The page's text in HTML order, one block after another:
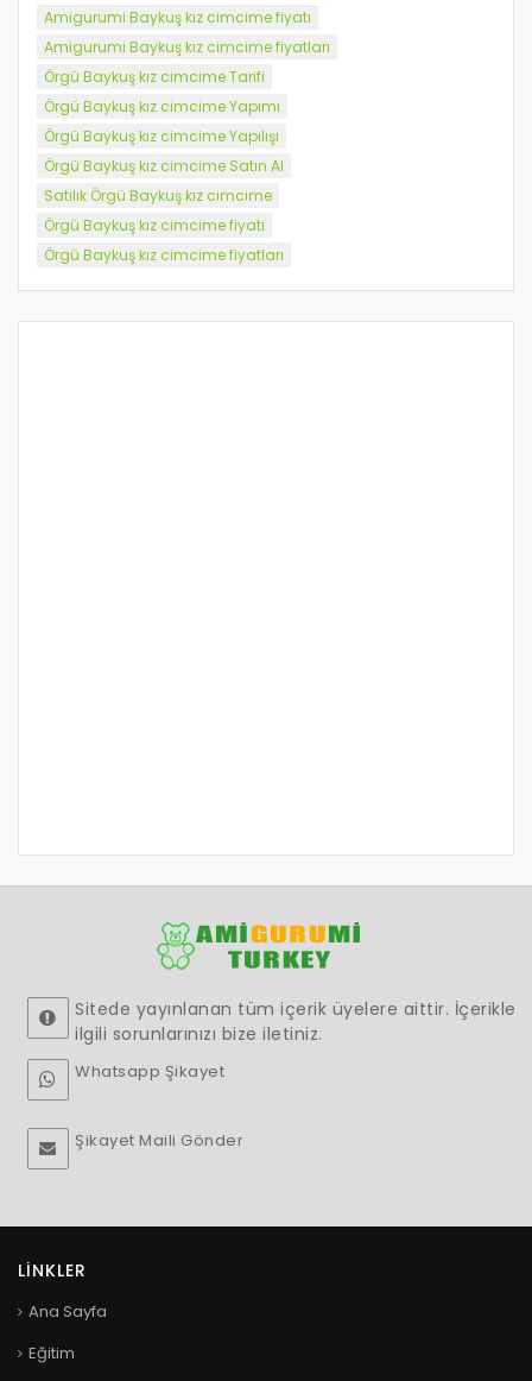
Amigurumi Baykuş kız cimcime fiyatı
Amigurumi Baykuş kız cimcime fiyatları
Örgü Baykuş kız cimcime Tarifi
Örgü Baykuş kız cimcime Yapımı
Örgü Baykuş kız cimcime Yapılışı
Örgü Baykuş kız cimcime Satın Al
Satılık Örgü Baykuş kız cimcime
Örgü Baykuş kız cimcime fiyatı
Örgü Baykuş kız cimcime fiyatları
Sitede yayınlanan tüm içerik üyelere aittir. İçerikle
ilgili sorunlarınızı bize iletiniz.
Whatsapp Şikayet
Şikayet Maili Gönder
LINKLER
Ana Sayfa
Eğitim